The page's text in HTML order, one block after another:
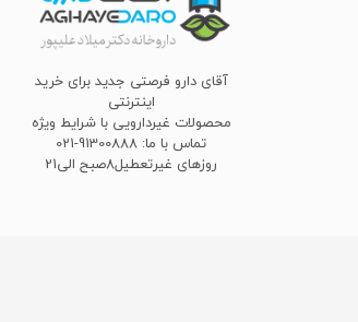
آقای دارو فرصتی جدید برای خرید
اینترنتی
محصولات غیردارویی با شرایط ویژه
تماس با ما: 91300888-021
روزهای غیرتعطیل8صبح الی21